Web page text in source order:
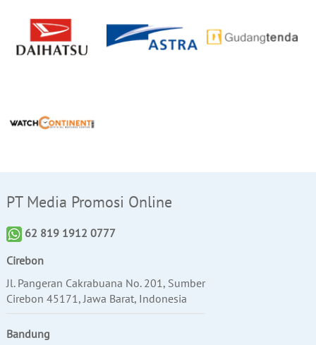
PT Media Promosi Online
62 819 1912 0777
Cirebon
Jl. Pangeran Cakrabuana No. 201, Sumber
Cirebon 45171, Jawa Barat, Indonesia
Bandung